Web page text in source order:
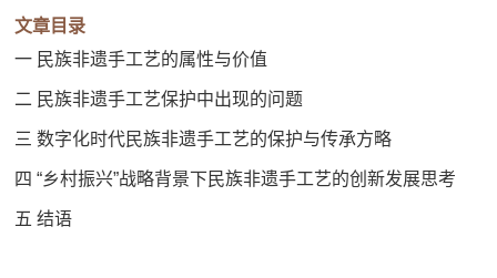
文章目录
一 民族非遗手工艺的属性与价值
二 民族非遗手工艺保护中出现的问题
三 数字化时代民族非遗手工艺的保护与传承方略
四 “乡村振兴”战略背景下民族非遗手工艺的创新发展思考
五 结语